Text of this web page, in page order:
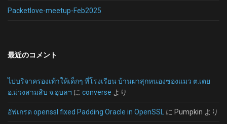
Packetlove-meetup-Feb2025
最近のコメント
ไปบริจาครองเท้าให้เด็กๆ ที่โรงเรียน บ้านผาสุกหนองซองแมว ต.เตย
อ.ม่วงสามสิบ จ.อุบลฯ に converse より
อัฟเกรด openssl fixed Padding Oracle in OpenSSL に Pumpkin より